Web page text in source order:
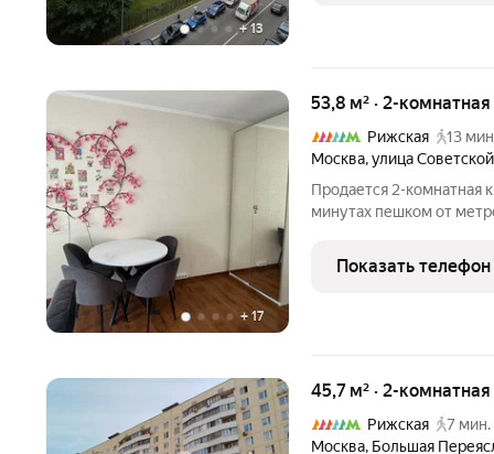
+13
+ 17
53,8 м² · 2-
Рижская
13
Москва,улица
Продается 2-комнатная
минутах пешком от
двор. Прекрасный вид
Показать телефон
45,7 м² · 2-
Рижская
7 мин.
Москва, Большая